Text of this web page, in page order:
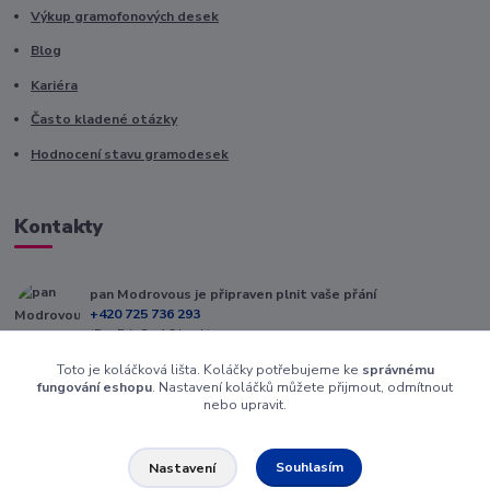
Výkup gramofonových desek
Blog
Kariéra
Často kladené otázky
Hodnocení stavu gramodesek
Kontakty
pan Modrovous je připraven plnit vaše přání
+420 725 736 293
(Po-Pá, 8 - 16 hod.)
info@modrovous.cz
Toto je koláčková lišta. Koláčky potřebujeme ke správnému
fungování eshopu. Nastavení koláčků můžete přijmout, odmítnout
nebo upravit.
Nastavení Souhlasím